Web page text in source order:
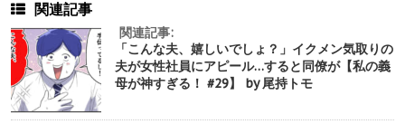
関連記事
関連記事:
「こんな夫、嬉しいでしょ？」イクメン気取りの
夫が女性社員にアピール…すると同僚が【私の義
母が神すぎる！ #29】 by 尾持トモ